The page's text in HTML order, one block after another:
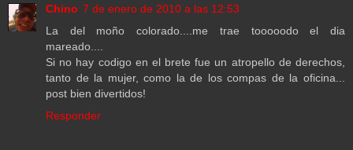
Chino 7 de enero de 2010 a las 12:53
La del moño colorado....me trae tooooodo el dia
mareado....
Si no hay codigo en el brete fue un atropello de derechos,
tanto de la mujer, como la de los compas de la oficina...
post bien divertidos!
Responder